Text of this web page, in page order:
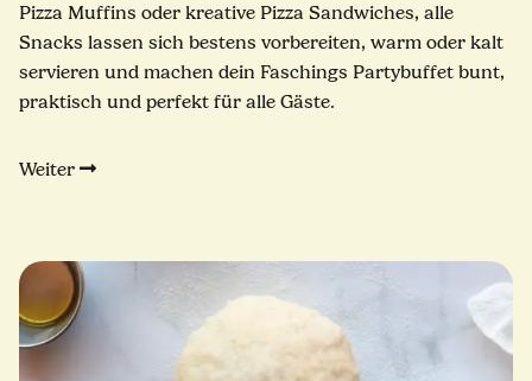
Pizza Muffins oder kreative Pizza Sandwiches, alle
Snacks lassen sich bestens vorbereiten, warm oder kalt
servieren und machen dein Faschings Partybuffet bunt,
praktisch und perfekt für alle Gäste.
Weiter